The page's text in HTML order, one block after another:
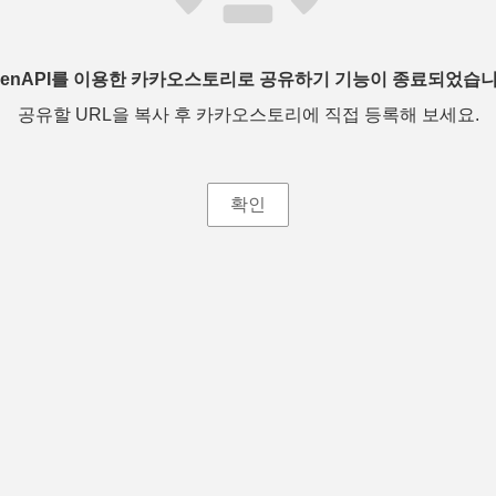
를 이용한 카카오스토리로 공유하기 기능이 종료되었습
공유할 URL을 복사 후 카카오스토리에 직접 등록해 보세요.
확인